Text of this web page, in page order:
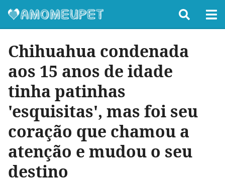
Chihuahua condenada
aos 15 anos de idade
tinha patinhas
'esquisitas', mas foi seu
coração que chamou a
atenção e mudou o seu
destino